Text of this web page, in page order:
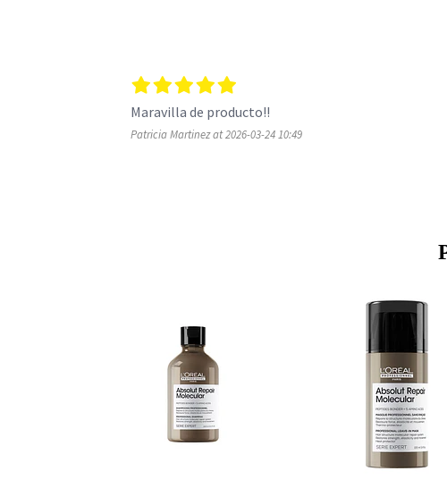
Maravilla de producto!!
Patricia Martinez at 2026-03-24 10:49